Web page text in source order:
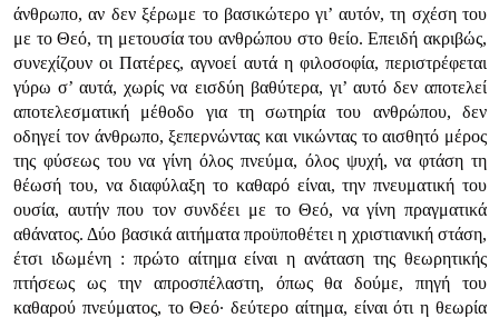
άνθρωπο, αν δεν ξέρωμε το βασικώτερο γι’ αυτόν, τη σχέση του
με το Θεό, τη μετουσία του ανθρώπου στο θείο. Επειδή ακριβώς,
συνεχίζουν οι Πατέρες, αγνοεί αυτά η φιλοσοφία, περιστρέφεται
γύρω σ’ αυτά, χωρίς να εισδύη βαθύτερα, γι’ αυτό δεν αποτελεί
αποτελεσματική μέθοδο για τη σωτηρία του ανθρώπου, δεν
οδηγεί τον άνθρωπο, ξεπερνώντας και νικώντας το αισθητό μέρος
της φύσεως του να γίνη όλος πνεύμα, όλος ψυχή, να φτάση τη
θέωσή του, να διαφύλαξη το καθαρό είναι, την πνευματική του
ουσία, αυτήν που τον συνδέει με το Θεό, να γίνη πραγματικά
αθάνατος. Δύο βασικά αιτήματα προϋποθέτει η χριστιανική στάση,
έτσι ιδωμένη : πρώτο αίτημα είναι η ανάταση της θεωρητικής
πτήσεως ως την απροσπέλαστη, όπως θα δούμε, πηγή του
καθαρού πνεύματος, το Θεό· δεύτερο αίτημα, είναι ότι η θεωρία